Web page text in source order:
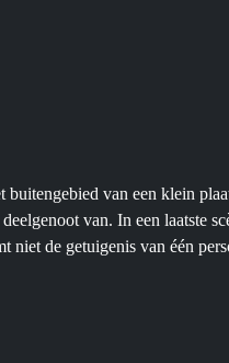
van een klein
van. In een laatste
de getuigenis van één